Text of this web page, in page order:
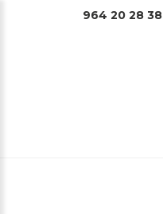
964 20 28 38